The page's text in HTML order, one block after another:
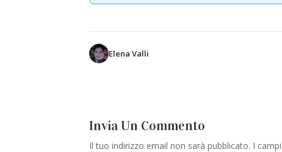
Elena Valli
Invia Un Commento
Il tuo indirizzo email non sarà pubblicato. I